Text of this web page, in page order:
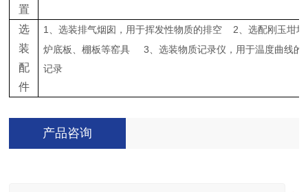
置
选
装
配
件
1 、选装排气烟囱，用于挥发性物质的排空 2、选配刚玉坩埚
炉底板、棚板等窑具
3、选装物质记录仪，用于温度曲线的
记录
产品咨询